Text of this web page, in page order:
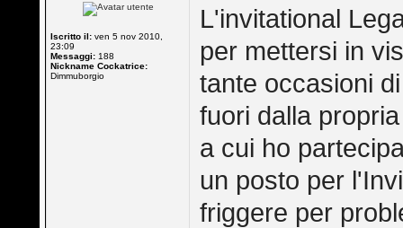
Iscritto il: ven 5 nov 2010,
23:09
Messaggi: 188
Nickname Cockatrice:
Dimmuborgio
L'invitational
per mettersi in
tante occasioni
fuori dalla
a cui ho
un posto per
friggere per